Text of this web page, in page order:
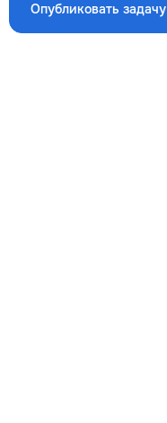
Опубликовать задачу